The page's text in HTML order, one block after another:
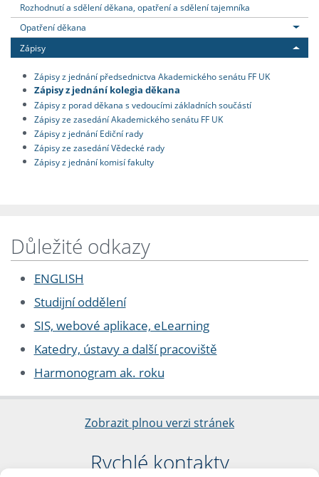
Rozhodnutí a sdělení děkana, opatření a sdělení tajemníka
Opatření děkana
Zápisy
Zápisy z jednání předsednictva Akademického senátu FF UK
Zápisy z jednání kolegia děkana
Zápisy z porad děkana s vedoucími základních součástí
Zápisy ze zasedání Akademického senátu FF UK
Zápisy z jednání Ediční rady
Zápisy ze zasedání Vědecké rady
Zápisy z jednání komisí fakulty
Důležité odkazy
ENGLISH
Studijní oddělení
SIS, webové aplikace, eLearning
Katedry, ústavy a další pracoviště
Harmonogram ak. roku
Zobrazit plnou verzi stránek
Rychlé kontakty